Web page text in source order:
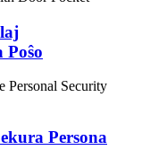
Persona